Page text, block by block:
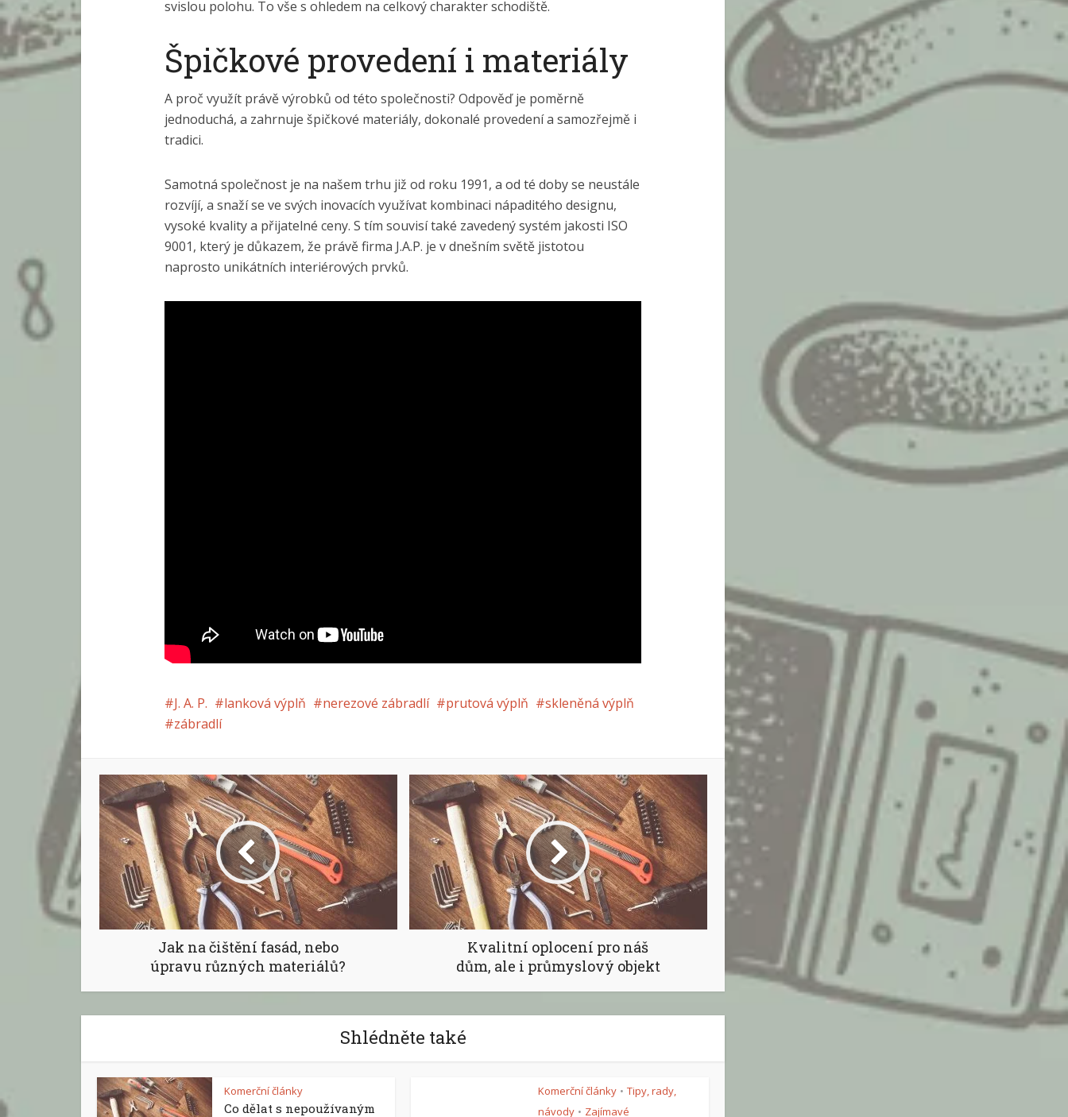
svislou polohu. To vše s ohledem na celkový charakter schodiště.
Špičkové provedení i materiály
A proč využít právě výrobků od této společnosti? Odpověď je poměrně
jednoduchá, a zahrnuje špičkové materiály, dokonalé provedení a samozřejmě i
tradici.
Samotná společnost je na našem trhu již od roku 1991, a od té doby se neustále
rozvíjí, a snaží se ve svých inovacích využívat kombinaci nápaditého designu,
vysoké kvality a přijatelné ceny. S tím souvisí také zavedený systém jakosti ISO
9001, který je důkazem, že právě firma J.A.P. je v dnešním světě jistotou
naprosto unikátních interiérových prvků.
J. A. P. lanková výplň nerezové zábradlí prutová výplň
skleněná výplň
zábradlí
Jak na čištění fasád, nebo
úpravu různých materiálů?
Kvalitní oplocení pro náš
dům, ale i průmyslový objekt
Shlédněte také
Komerční články
Co dělat s nepoužívaným
Komerční články • Tipy, rady,
návody • Zajímavé